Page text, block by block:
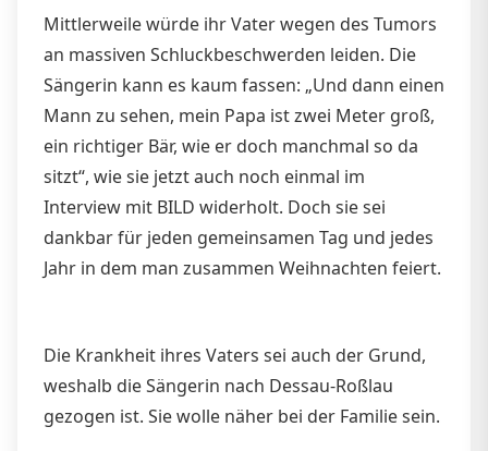
Mittlerweile würde ihr Vater wegen des Tumors
an massiven Schluckbeschwerden leiden. Die
Sängerin kann es kaum fassen: „Und dann einen
Mann zu sehen, mein Papa ist zwei Meter groß,
ein richtiger Bär, wie er doch manchmal so da
sitzt“, wie sie jetzt auch noch einmal im
Interview mit BILD widerholt. Doch sie sei
dankbar für jeden gemeinsamen Tag und jedes
Jahr in dem man zusammen Weihnachten feiert.
Die Krankheit ihres Vaters sei auch der Grund,
weshalb die Sängerin nach Dessau-Roßlau
gezogen ist. Sie wolle näher bei der Familie sein.